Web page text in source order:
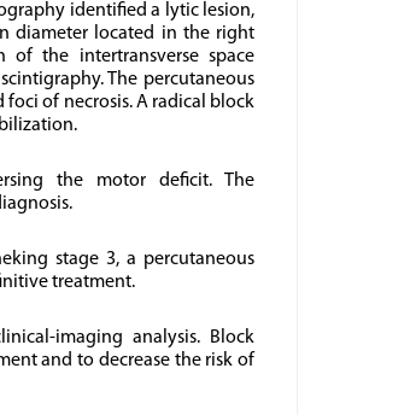
identified a lytic lesion,
diameter located in the right
of the intertransverse space
The percutaneous
of necrosis. A radical block
the motor deficit. The
stage 3, a percutaneous
treatment.
imaging analysis. Block
and to decrease the risk of